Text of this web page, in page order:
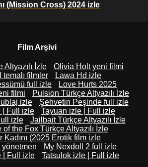
(Mission Cross) 2024 izle
Film Arşivi
Altyazılı İzle
Olivia Holt yeni filmi
temalı filmler
Lawa Hd izle
full izle
Love Hurts 2025
filmi
Pulsion Türkçe Altyazılı İzle
izle
Şehvetin Peşinde full izle
| Full izle
Tayuan izle | Full izle
izle
Jailbait Türkçe Altyazılı İzle
the Fox Türkçe Altyazılı İzle
Kadını (2025 Erotik film izle
My Nexdoll 2 full izle
| Full izle
Tatsulok izle | Full izle